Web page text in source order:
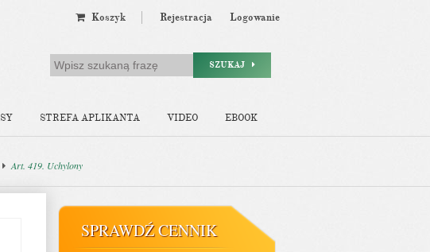
Koszyk Rejestracja Logowanie
SZUKAJ
STREFA APLIKANTA VIDEO EBOOK
Art. 419. Uchylony
SPRAWDŹ CENNIK